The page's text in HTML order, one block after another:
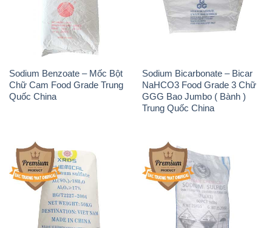
Sodium Benzoate – Mốc Bột
Chữ Cam Food Grade Trung
Quốc China
Sodium Bicarbonate – Bicar
NaHCO3 Food Grade 3 Chữ
GGG Bao Jumbo ( Bành )
Trung Quốc China